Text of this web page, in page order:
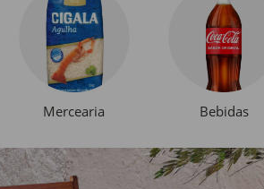
Mercearia Bebidas